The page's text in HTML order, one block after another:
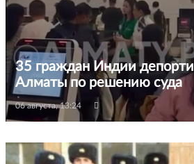
35 граждан Индии
Алматы по решению суда
06 августа, 13:24